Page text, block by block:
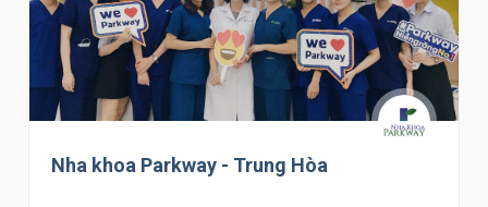
Nha khoa Parkway - Trung Hòa